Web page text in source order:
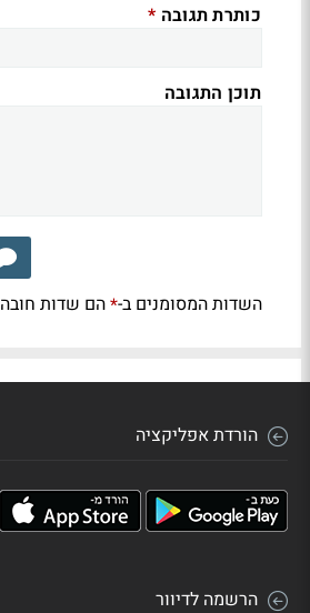
כותרת תגובה *
תוכן התגובה
השדות המסומנים ב-*הם שדות חובה
הורדת אפליקציה
הרשמה לדיוור